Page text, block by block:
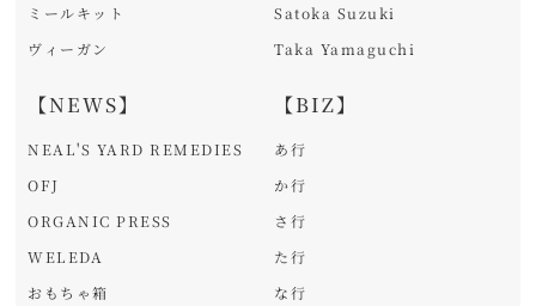
ミールキット
ヴィーガン
【NEWS】
NEAL'S YARD REMEDIES
OFJ
ORGANIC PRESS
WELEDA
おもちゃ箱
Satoka Suzuki
Taka Yamaguchi
【BIZ】
あ行
か行
さ行
た行
な行